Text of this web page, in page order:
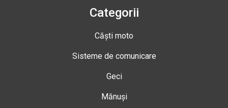
Categorii
Căști moto
Sisteme de comunicare
Geci
Mănuși